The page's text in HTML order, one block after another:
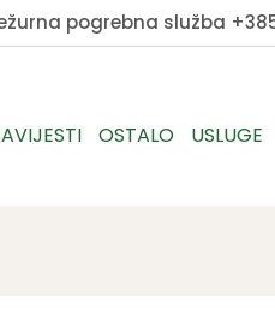
pogrebna služba
OSTALO USLUGE